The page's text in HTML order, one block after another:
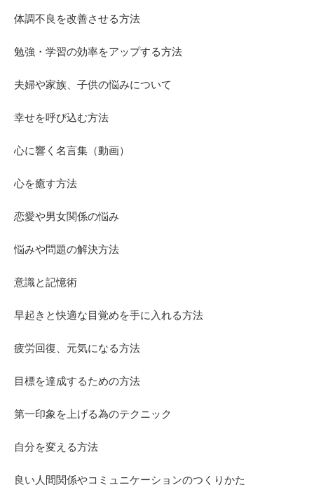
体調不良を改善させる方法
勉強・学習の効率をアップする方法
夫婦や家族、子供の悩みについて
幸せを呼び込む方法
心に響く名言集（動画）
心を癒す方法
恋愛や男女関係の悩み
悩みや問題の解決方法
意識と記憶術
早起きと快適な目覚めを手に入れる方法
疲労回復、元気になる方法
目標を達成するための方法
第一印象を上げる為のテクニック
自分を変える方法
良い人間関係やコミュニケーションのつくりかた